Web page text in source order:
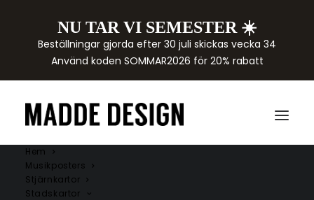
NU TAR VI SEMESTER ☀️
Beställningar gjorda efter 30 juli skickas vecka 34
Använd koden SOMMAR2026 för 20% rabatt
Hem
Musikposters
Stjärnkartor
Stadskartor